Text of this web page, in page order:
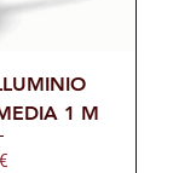
1 M